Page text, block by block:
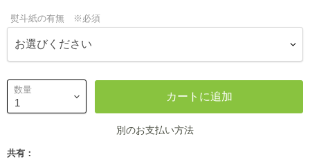
熨斗紙の有無 ※必須
数量 カートに追加
別のお支払い方法
共有：